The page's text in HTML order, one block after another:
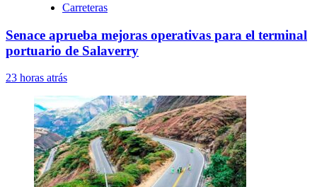
Carreteras
Senace aprueba mejoras operativas para el terminal
portuario de Salaverry
23 horas atrás